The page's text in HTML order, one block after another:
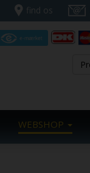
find os
WEBSHOP